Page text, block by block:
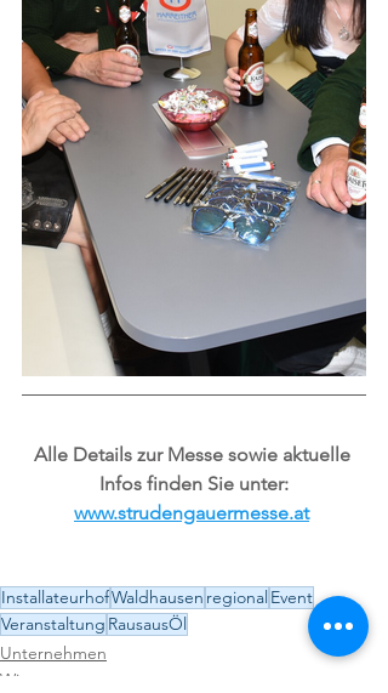
Alle Details zur Messe sowie aktuelle
Infos finden Sie unter:
www.strudengauermesse.at
InstallateurhofWaldhausen regional Event
Veranstaltung RausausÖl
Unternehmen
Wissenswert